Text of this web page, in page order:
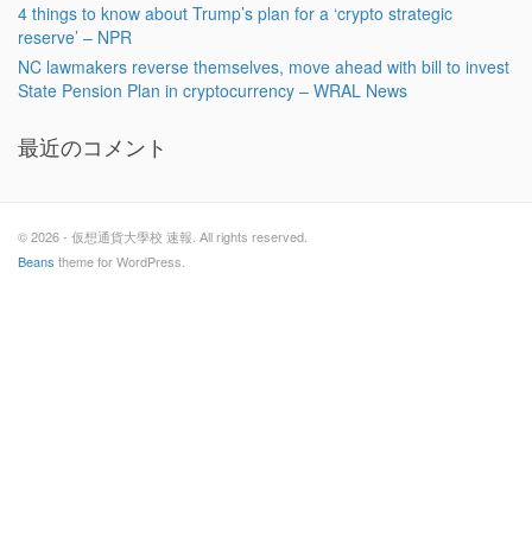
4 things to know about Trump’s plan for a ‘crypto strategic
reserve’ – NPR
NC lawmakers reverse themselves, move ahead with bill to invest
State Pension Plan in cryptocurrency – WRAL News
最近のコメント
© 2026 - 仮想通貨大學校 速報. All rights reserved.
Beans theme for WordPress.